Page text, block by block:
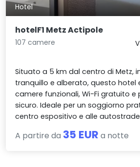
Hotel
hotelF1 Metz Actipole
107 camere
Situato a 5 km dal centro di Metz,
tranquillo e alberato, questo
camere funzionali, Wi-Fi gratuito e
sicuro. Ideale per un soggiorno
centro espositivo e alle autostrade
A partire da 35 EUR a notte